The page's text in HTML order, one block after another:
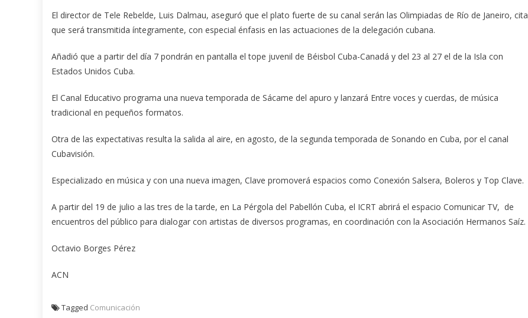
El director de Tele Rebelde, Luis Dalmau, aseguró que el plato fuerte de su canal serán las Olimpiadas de Río de Janeiro, cita
que será transmitida íntegramente, con especial énfasis en las actuaciones de la delegación cubana.
Añadió que a partir del día 7 pondrán en pantalla el tope juvenil de Béisbol Cuba-Canadá y del 23 al 27 el de la Isla con
Estados Unidos Cuba.
El Canal Educativo programa una nueva temporada de Sácame del apuro y lanzará Entre voces y cuerdas, de música
tradicional en pequeños formatos.
Otra de las expectativas resulta la salida al aire, en agosto, de la segunda temporada de Sonando en Cuba, por el canal
Cubavisión.
Especializado en música y con una nueva imagen, Clave promoverá espacios como Conexión Salsera, Boleros y Top Clave.
A partir del 19 de julio a las tres de la tarde, en La Pérgola del Pabellón Cuba, el ICRT abrirá el espacio Comunicar TV, de
encuentros del público para dialogar con artistas de diversos programas, en coordinación con la Asociación Hermanos Saíz.
Octavio Borges Pérez
ACN
Tagged Comunicación